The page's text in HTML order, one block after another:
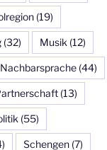
(19)
(32) Musik (12)
Nachbarsprache(44)
(13)
(55)
Schengen(7)